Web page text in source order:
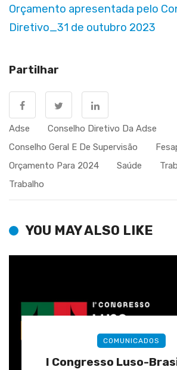
Orçamento apresentada pelo
Diretivo_31 de outubro 2023
Partilhar
Adse
Conselho Diretivo Da Adse
Conselho Geral E De Supervisão
Orçamento Para 2024
Saúde
Trabalho
YOU MAY ALSO LIKE
COMUNICADOS
I Congresso Luso-